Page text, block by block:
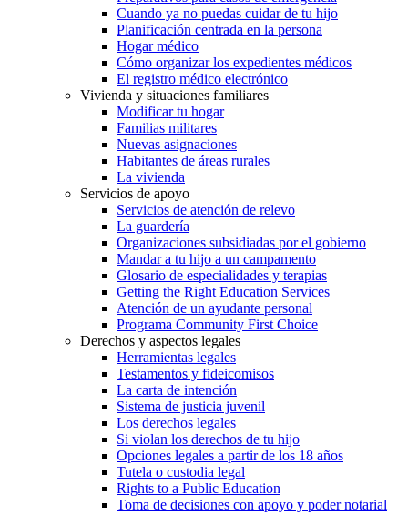
Cuando ya no puedas cuidar de tu hijo
Planificación centrada en la persona
Hogar médico
Cómo organizar los expedientes médicos
El registro médico electrónico
Vivienda y situaciones familiares
Modificar tu hogar
Familias militares
Nuevas asignaciones
Habitantes de áreas rurales
La vivienda
Servicios de apoyo
Servicios de atención de relevo
La guardería
Organizaciones subsidiadas por el gobierno
Mandar a tu hijo a un campamento
Glosario de especialidades y terapias
Getting the Right Education Services
Atención de un ayudante personal
Programa Community First Choice
Derechos y aspectos legales
Herramientas legales
Testamentos y fideicomisos
La carta de intención
Sistema de justicia juvenil
Los derechos legales
Si violan los derechos de tu hijo
Opciones legales a partir de los 18 años
Tutela o custodia legal
Rights to a Public Education
Toma de decisiones con apoyo y poder notarial